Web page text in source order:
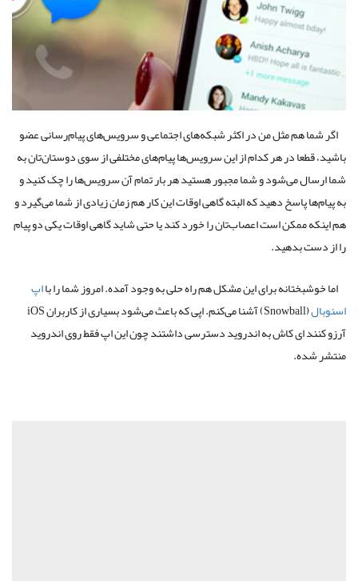
اگر شما هم مثل من در اکثر شبکه‌های اجتماعی و سرویس‌های پیام‌رسانی عضو
باشید، قطعا در هر کدام از این سرویس‌ها پیام‌های مختلفی از سوی دوستان‌تان به
شما ارسال می‌شود و شما مجبور هستید هر بار تمام آن سرویس‌ها را چک کنید و
به پیام‌ها پاسخ دهید که البته گاهی اوقات این کار هم زمان زیادی از شما می‌گیرد و
هم اینکه ممکن است اعصاب‌تان را خورد کند یا حتی شاید گاهی اوقات یکی دو پیام
را از دست بدهید.
اما خوشبختانه برای این مشکل هم راه حلی به وجود آمده. امروز شما را بااپ
اسنوبال
(Snowball) آشنا می‌کنم. اپی که باعث می‌شود بسیاری از کاربران iOS
آرزو کنند ای کاش به اندروید دسترسی داشتند چون این اپ فقط روی اندروید
منتشر شده.